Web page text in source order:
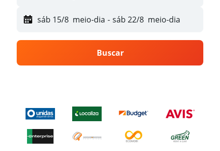
sáb 15/8 meio-dia - sáb 22/8 meio-dia
Buscar